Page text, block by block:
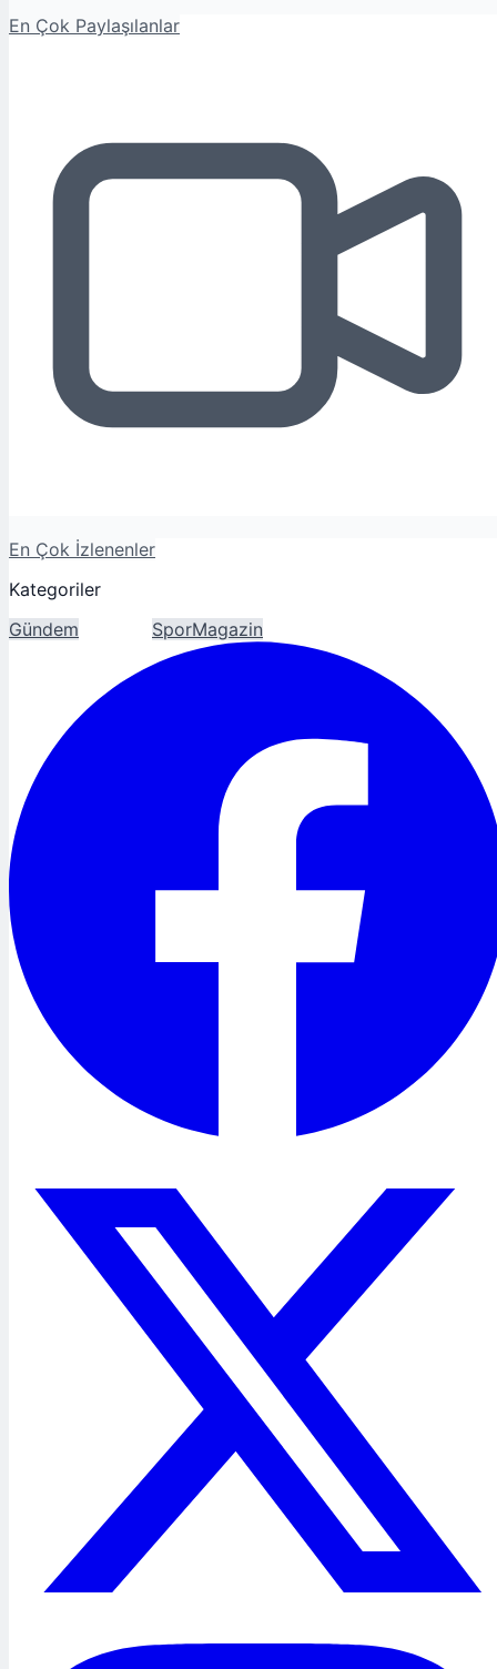
En Çok Paylaşılanlar
En Çok İzlenenler
Kategoriler
Gündem
SporMagazin